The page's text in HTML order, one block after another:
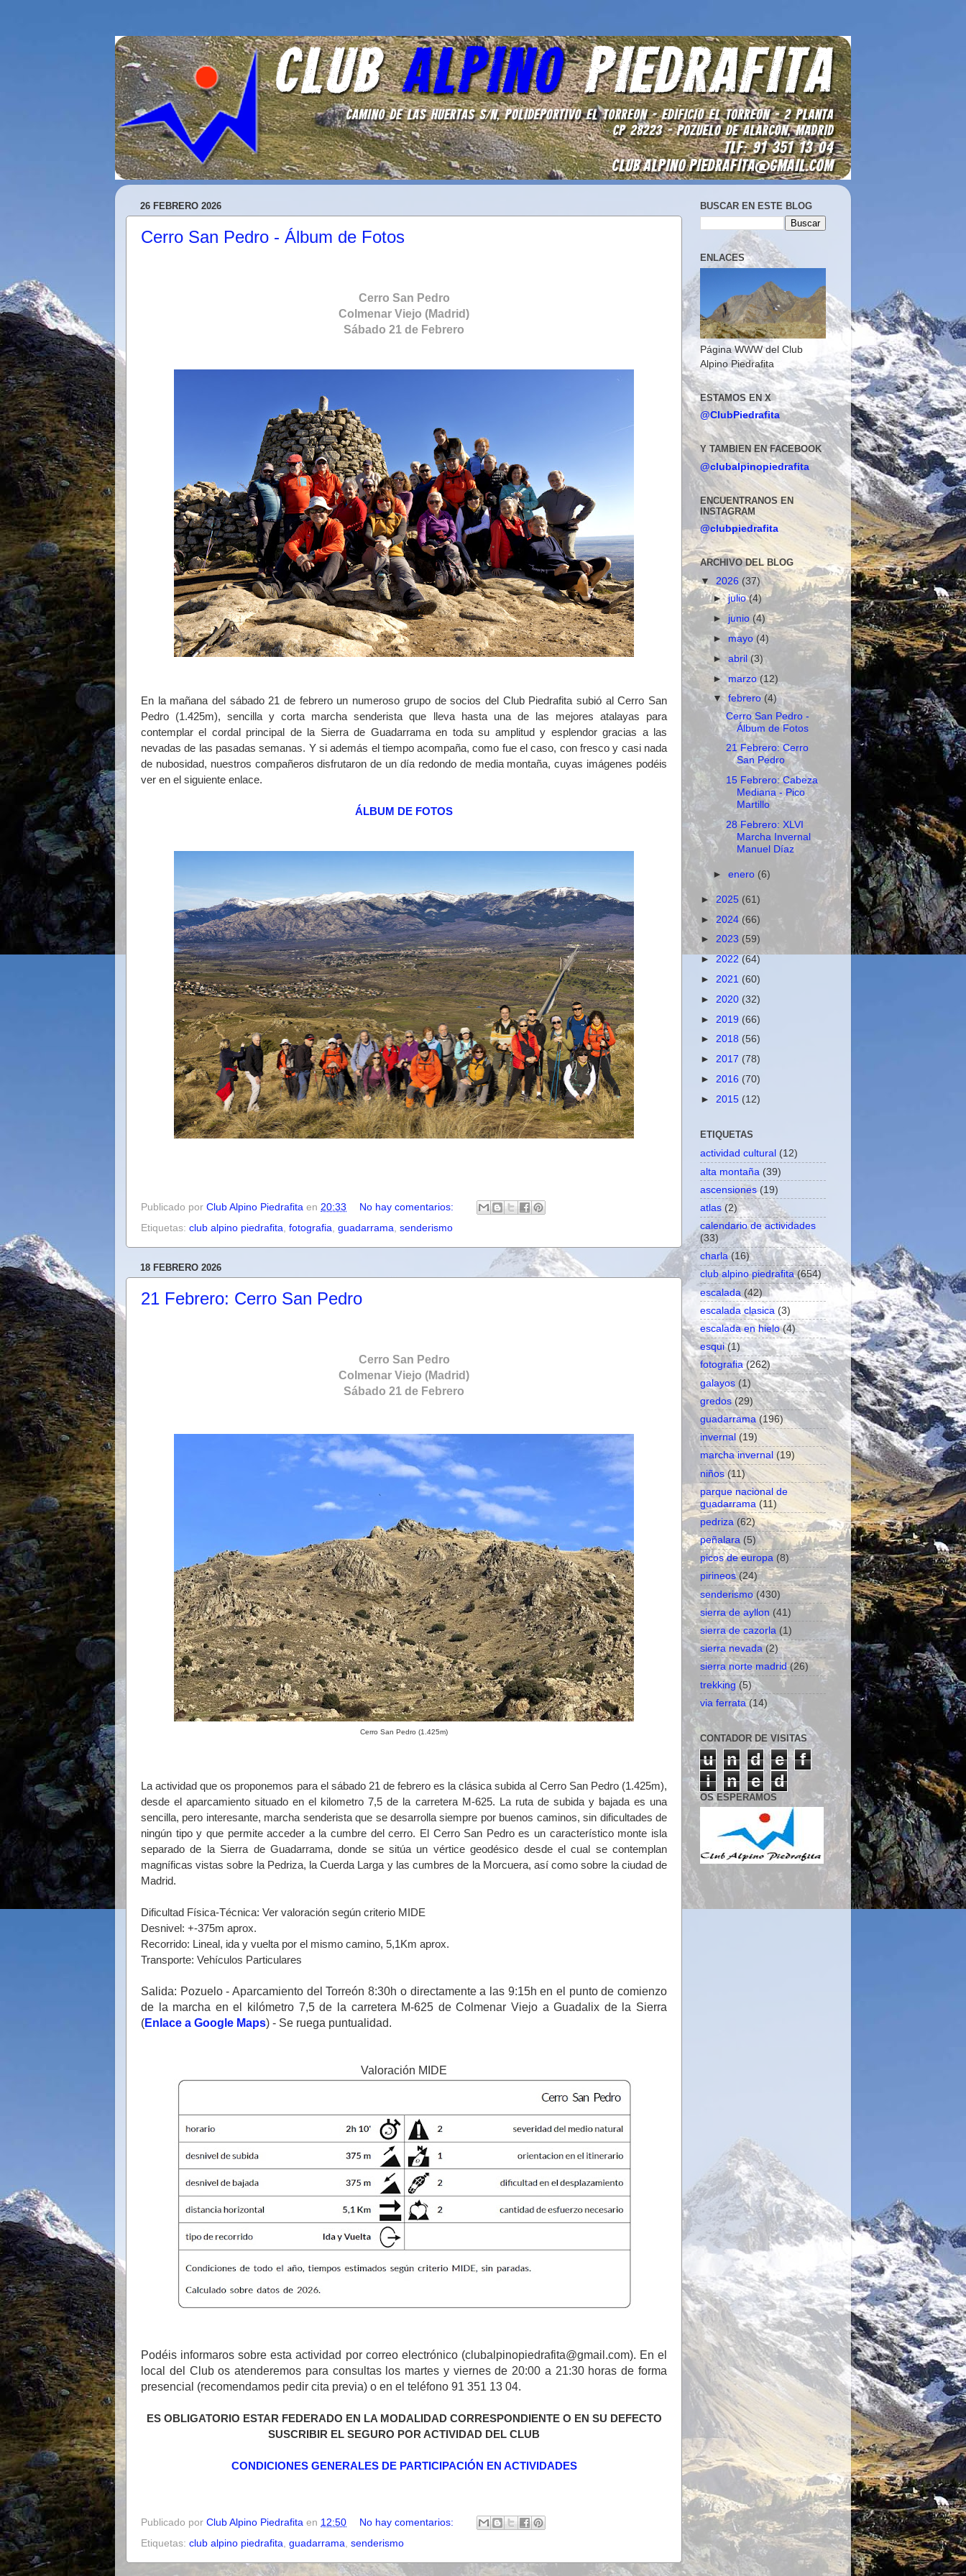
26 FEBRERO 2026
Cerro San Pedro - Álbum de Fotos
Cerro San Pedro
Colmenar Viejo (Madrid)
Sábado 21 de Febrero
En la mañana del sábado 21 de febrero un numeroso grupo de socios del Club Piedrafita subió al Cerro San
Pedro (1.425m), sencilla y corta marcha senderista que lleva hasta una de las mejores atalayas para
contemplar el cordal principal de la Sierra de Guadarrama en toda su amplitud y esplendor gracias a las
nevadas de las pasadas semanas. Y si además el tiempo acompaña, como fue el caso, con fresco y casi nada
de nubosidad, nuestros compañeros disfrutaron de un día redondo de media montaña, cuyas imágenes podéis
ver en el siguiente enlace.
ÁLBUM DE FOTOS
Publicado por Club Alpino Piedrafita en 20:33
No hay comentarios:
Etiquetas: club alpino piedrafita fotografia guadarrama senderismo
18 FEBRERO 2026
21 Febrero: Cerro San Pedro
Cerro San Pedro
Colmenar Viejo (Madrid)
Sábado 21 de Febrero
Cerro San Pedro (1.425m)
La actividad que os proponemos para el sábado 21 de febrero es la clásica subida al Cerro San Pedro (1.425m),
desde el aparcamiento situado en el kilometro 7,5 de la carretera M-625. La ruta de subida y bajada es una
sencilla, pero interesante, marcha senderista que se desarrolla siempre por buenos caminos, sin dificultades de
ningún tipo y que permite acceder a la cumbre del cerro. El Cerro San Pedro es un característico monte isla
separado de la Sierra de Guadarrama, donde se sitúa un vértice geodésico desde el cual se contemplan
magníficas vistas sobre la Pedriza, la Cuerda Larga y las cumbres de la Morcuera, así como sobre la ciudad de
Madrid.
Dificultad Física-Técnica: Ver valoración según criterio MIDE
Desnivel: +-375m aprox.
Recorrido: Lineal, ida y vuelta por el mismo camino, 5,1Km aprox.
Transporte: Vehículos Particulares
Salida: Pozuelo - Aparcamiento del Torreón 8:30h o directamente a las 9:15h en el punto de comienzo
de la marcha en el kilómetro 7,5 de la carretera M-625 de Colmenar Viejo a Guadalix de la Sierra
(Enlace a Google Maps) - Se ruega puntualidad.
Valoración MIDE
Podéis informaros sobre esta actividad por correo electrónico (clubalpinopiedrafita@gmail.com). En el
local del Club os atenderemos para consultas los martes y viernes de 20:00 a 21:30 horas de forma
presencial (recomendamos pedir cita previa) o en el teléfono 91 351 13 04.
ES OBLIGATORIO ESTAR FEDERADO EN LA MODALIDAD CORRESPONDIENTE O EN SU DEFECTO
SUSCRIBIR EL SEGURO POR ACTIVIDAD DEL CLUB
CONDICIONES GENERALES DE PARTICIPACIÓN EN ACTIVIDADES
Publicado por Club Alpino Piedrafita en 12:50
No hay comentarios:
Etiquetas: club alpino piedrafita guadarrama senderismo
BUSCAR EN ESTE BLOG
ENLACES
Página WWW del Club
Alpino Piedrafita
ESTAMOS EN X
@ClubPiedrafita
Y TAMBIEN EN FACEBOOK
@clubalpinopiedrafita
ENCUENTRANOS EN
INSTAGRAM
@clubpiedrafita
ARCHIVO DEL BLOG
▼ 2026 (37)
►julio(4)
►junio (4)
►mayo(4)
►abril(3)
►marzo(12)
▼febrero (4)
Cerro San Pedro -
Álbum de Fotos
21 Febrero: Cerro
San Pedro
15 Febrero: Cabeza
Mediana - Pico
Martillo
28 Febrero: XLVI
Marcha Invernal
Manuel Díaz
►enero (6)
► 2025 (61)
► 2024 (66)
► 2023 (59)
► 2022 (64)
► 2021 (60)
► 2020 (32)
► 2019 (66)
► 2018 (56)
► 2017 (78)
► 2016 (70)
► 2015 (12)
ETIQUETAS
actividad cultural (12)
alta montaña (39)
ascensiones (19)
atlas (2)
calendario de actividades
(33)
charla (16)
club alpino piedrafita (654)
escalada (42)
escalada clasica (3)
escalada en hielo (4)
esqui (1)
fotografia (262)
galayos (1)
gredos (29)
guadarrama (196)
invernal (19)
marcha invernal (19)
niños (11)
parque nacional de
guadarrama (11)
pedriza (62)
peñalara (5)
picos de europa (8)
pirineos (24)
senderismo (430)
sierra de ayllon (41)
sierra de cazorla (1)
sierra nevada (2)
sierra norte madrid (26)
trekking (5)
via ferrata (14)
CONTADOR DE VISITAS
u n d e
f
i
n e d
OS ESPERAMOS